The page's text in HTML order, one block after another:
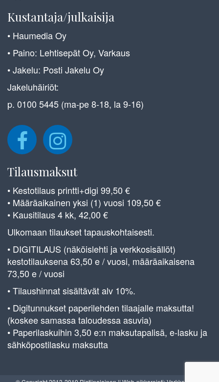
Kustantaja/julkaisija
• Haumedia Oy
• Paino: Lehtisepät Oy, Varkaus
• Jakelu: Posti Jakelu Oy
Jakeluhäiriöt:
p. 0100 5445 (ma-pe 8-18, la 9-16)
Tilausmaksut
• Kestotilaus printti+digi 99,50 €
• Määräaikainen yksi (1) vuosi 109,50 €
• Kausitilaus 4 kk, 42,00 €
Ulkomaan tilaukset tapauskohtaisesti.
• DIGITILAUS (näköislehti ja verkkosisällöt)
kestotilauksena 63,50 e / vuosi, määräaikaisena
73,50 e / vuosi
• Tilaushinnat sisältävät alv 10%.
• Digitunnukset paperilehden tilaajalle maksutta!
(koskee samassa taloudessa asuvia)
• Paperilaskuihin 3,50 e:n maksutapalisä, e-lasku ja
sähköpostilasku maksutta